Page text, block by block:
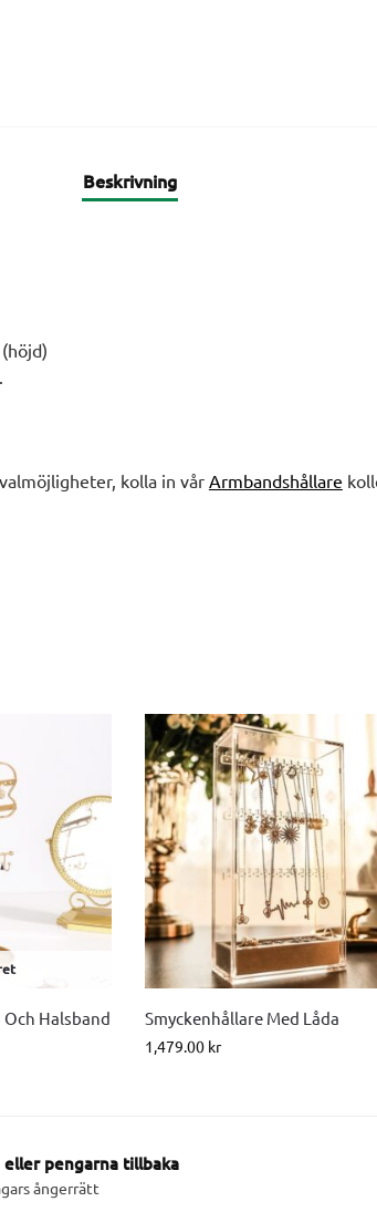
Beskrivning
kolla in vår Armbandshållare
Halsband Smyckenhållare Med Låda
1,479.00 kr
eller pengarna tillbaka
ångerrätt